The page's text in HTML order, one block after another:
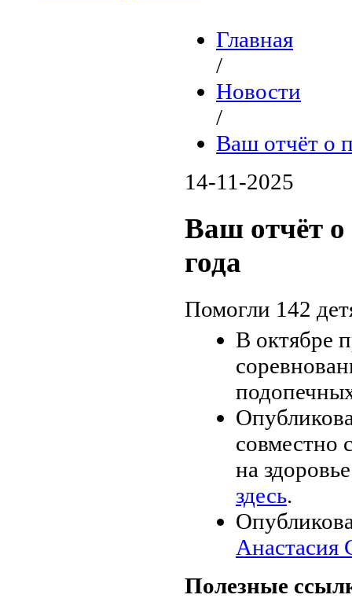
Главная
/
Новости
/
Ваш отчёт о
14-11-2025
Ваш отчёт о
года
Помогли 142
В октябре
совместно
на
здесь.
Анастасия
Полезные